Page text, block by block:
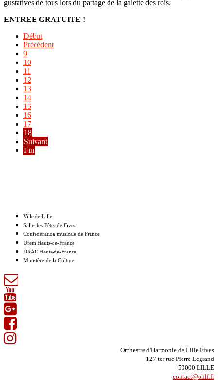
gustatives de tous lors du partage de la galette des rois.
ENTREE GRATUITE !
Début
Précédent
9
10
11
12
13
14
15
16
17
18
Suivant
Fin
Ville de Lille
Salle des Fêtes de Fives
Confédération musicale de France
Ufem Hauts-de-France
DRAC Hauts-de-France
Ministère de la Culture
Orchestre d'Harmonie de Lille Fives
127 ter rue Pierre Legrand
59000 LILLE
contact@ohlf.fr